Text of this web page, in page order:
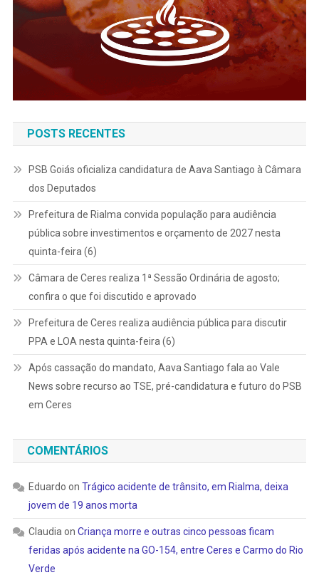
POSTS RECENTES
PSB Goiás oficializa candidatura de Aava Santiago à Câmara
dos Deputados
Prefeitura de Rialma convida população para audiência
pública sobre investimentos e orçamento de 2027 nesta
quinta-feira (6)
Câmara de Ceres realiza 1ª Sessão Ordinária de agosto;
confira o que foi discutido e aprovado
Prefeitura de Ceres realiza audiência pública para discutir
PPA e LOA nesta quinta-feira (6)
Após cassação do mandato, Aava Santiago fala ao Vale
News sobre recurso ao TSE, pré-candidatura e futuro do PSB
em Ceres
COMENTÁRIOS
Eduardo on Trágico acidente de trânsito, em Rialma, deixa
jovem de 19 anos morta
Claudiaon Criança morre e outras cinco pessoas ficam
feridas após acidente na GO-154, entre Ceres e Carmo do Rio
Verde